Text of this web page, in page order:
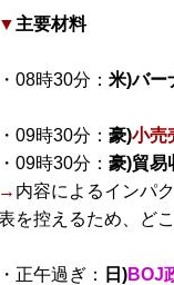
▼ 主要材料
・08時30分： 米)バー
・09時30分： 豪)小売
・09時30分： 豪)貿易
→ 内容によるインパ
を控えるため、ど
・正午過ぎ： 日)BOJ